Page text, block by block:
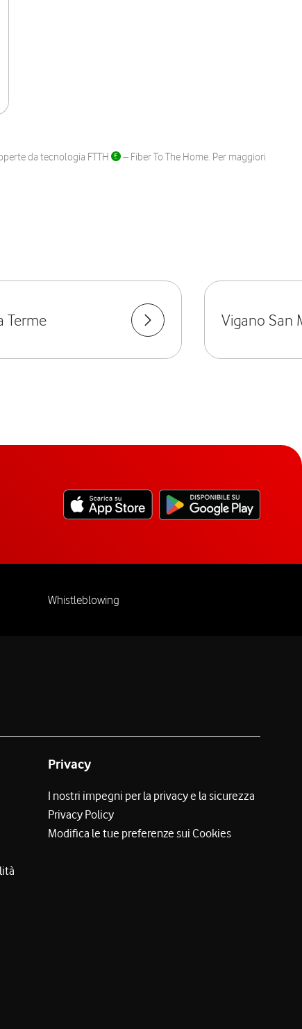
da tecnologia FTTH
– Fiber To The Home. Per maggiori
Terme Vigano San
Whistleblowing
Privacy
I nostri impegni per la privacy e la sicurezza
Privacy Policy
Modifica le tue preferenze sui Cookies